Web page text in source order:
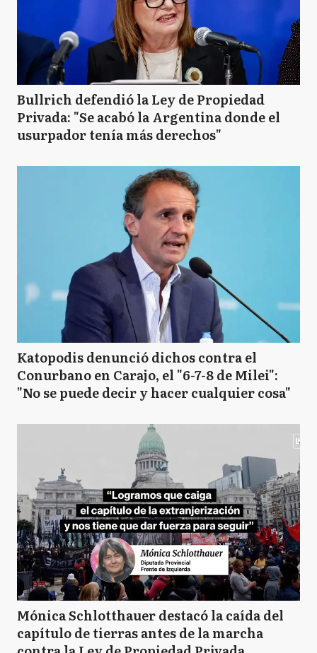
Bullrich defendió la Ley de Propiedad
Privada: "Se acabó la Argentina donde el
usurpador tenía más derechos"
Katopodis denunció dichos contra el
Conurbano en Carajo, el "6-7-8 de Milei":
"No se puede decir y hacer cualquier cosa"
Mónica Schlotthauer destacó la caída del
capítulo de tierras antes de la marcha